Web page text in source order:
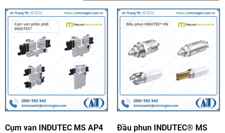
Cụm van INDUTEC MS AP4
Đầu phun INDUTEC® MS